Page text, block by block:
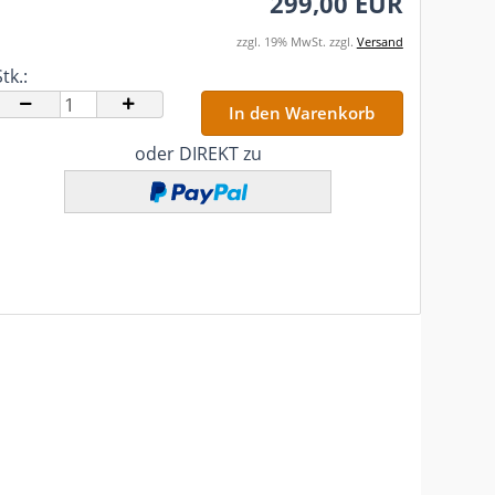
zzgl. 19% MwSt. zzgl. Versand
oder DIREKT zu